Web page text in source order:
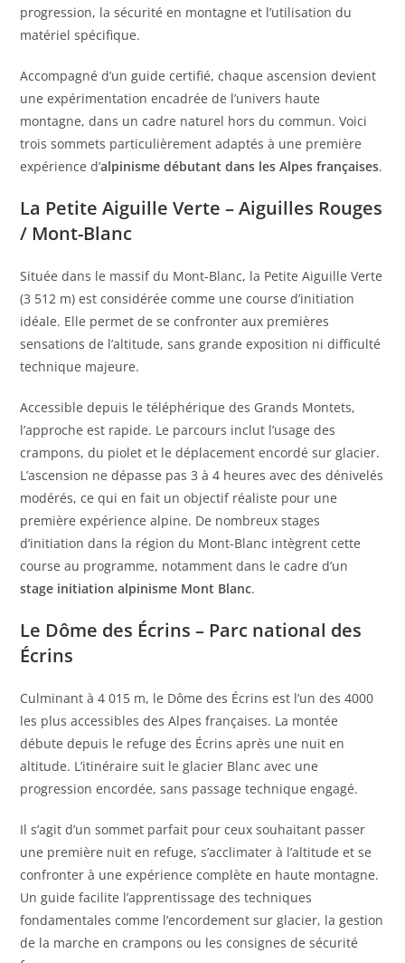
progression, la sécurité en montagne et l’utilisation du
matériel spécifique.
Accompagné d’un guide certifié, chaque ascension devient
une expérimentation encadrée de l’univers haute
montagne, dans un cadre naturel hors du commun. Voici
trois sommets particulièrement adaptés à une première
expérience d’alpinisme débutant dans les Alpes françaises.
La Petite Aiguille Verte – Aiguilles Rouges
/ Mont-Blanc
Située dans le massif du Mont-Blanc, la Petite Aiguille Verte
(3 512 m) est considérée comme une course d’initiation
idéale. Elle permet de se confronter aux premières
sensations de l’altitude, sans grande exposition ni difficulté
technique majeure.
Accessible depuis le téléphérique des Grands Montets,
l’approche est rapide. Le parcours inclut l’usage des
crampons, du piolet et le déplacement encordé sur glacier.
L’ascension ne dépasse pas 3 à 4 heures avec des dénivelés
modérés, ce qui en fait un objectif réaliste pour une
première expérience alpine. De nombreux stages
d’initiation dans la région du Mont-Blanc intègrent cette
course au programme, notamment dans le cadre d’un
stage initiation alpinisme Mont Blanc.
Le Dôme des Écrins – Parc national des
Écrins
Culminant à 4 015 m, le Dôme des Écrins est l’un des 4000
les plus accessibles des Alpes françaises. La montée
débute depuis le refuge des Écrins après une nuit en
altitude. L’itinéraire suit le glacier Blanc avec une
progression encordée, sans passage technique engagé.
Il s’agit d’un sommet parfait pour ceux souhaitant passer
une première nuit en refuge, s’acclimater à l’altitude et se
confronter à une expérience complète en haute montagne.
Un guide facilite l’apprentissage des techniques
fondamentales comme l’encordement sur glacier, la gestion
de la marche en crampons ou les consignes de sécurité